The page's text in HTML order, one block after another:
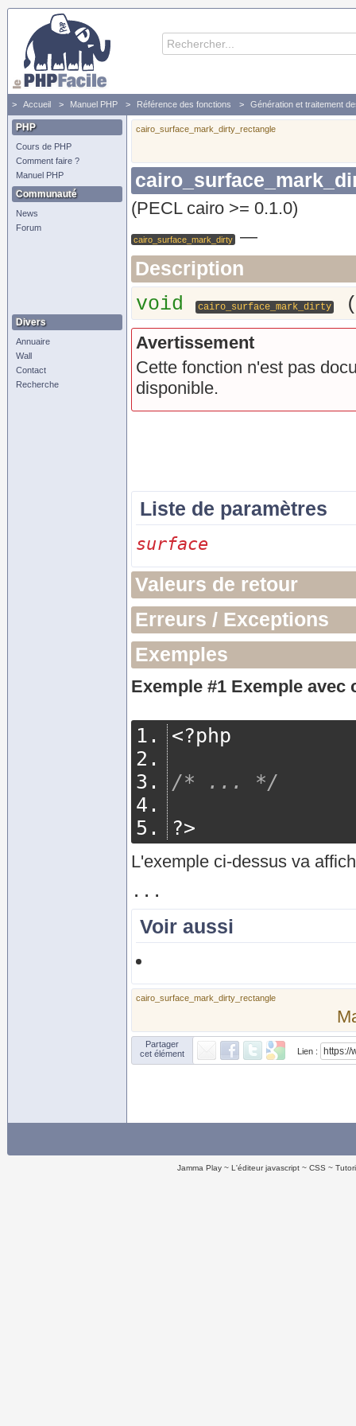
Accueil Manuel PHP Référence des fonctions Génération et traitement
PHP
Cours de PHP
Comment faire ?
Manuel PHP
Communauté
News
Forum
Divers
Annuaire
Wall
Contact
Recherche
cairo_surface_mark_dirty_rectangle
(PECL cairo >= 0.1.0)
cairo_surface_mark_dirty —
Description
void
cairo_surface_mark_dirty
Avertissement
Cette fonction n'est pas
disponible.
Liste de paramètres
surface
Valeurs de retour
Erreurs / Exceptions
Exemples
Exemple #1 Exemple avec
<?php
/* ... */
?>
L'exemple ci-dessus va
Voir aussi
cairo_surface_mark_dirty_rectangle
Partager
cet élément
Lien :
Jamma Play L'éditeur javascript CSS